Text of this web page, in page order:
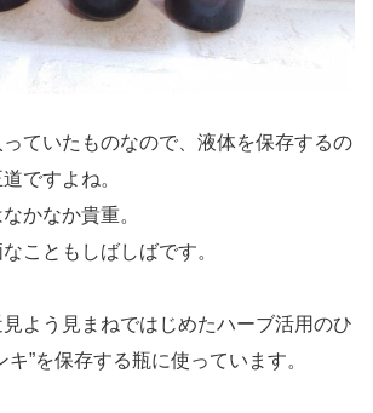
ていたものなので、液体を保存するの
ですよね。
かなか貴重。
こともしばしばです。
よう見まねではじめたハーブ活用のひ
キ”を保存する瓶に使っています。